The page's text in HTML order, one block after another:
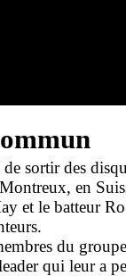
sortir des
en
et le batteur
du
qui leur a